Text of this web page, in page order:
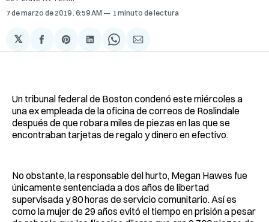
7 de marzo de 2019 . 6:59 AM 1 minuto de lectura
𝕏
Compartir
en
Share
on
Compartir
en
Share
on
Compartir
via
Un tribunal federal de Boston condenó este miércoles a
una ex empleada de la oficina de correos de Roslindale
después de que robara miles de piezas en las que se
encontraban tarjetas de regalo y dinero en efectivo.
No obstante, la responsable del hurto, Megan Hawes fue
únicamente sentenciada a dos años de libertad
supervisada y 80 horas de servicio comunitario. Así es
como la mujer de 29 años evitó el tiempo en prisión a pesar